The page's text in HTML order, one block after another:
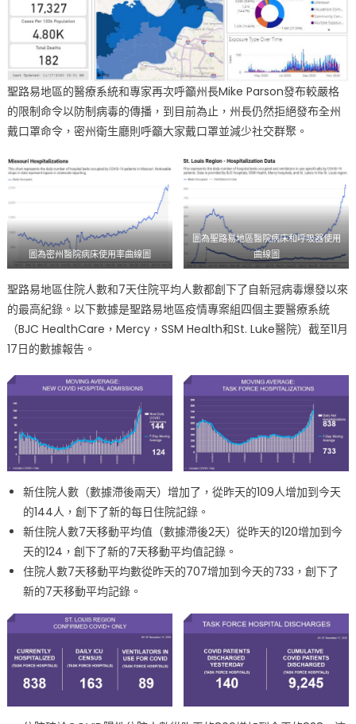
聖路易地區的醫療系統和專家再次呼籲州長Mike Parson發布較嚴格
的限制命令以防制病毒的傳播，到目前為止，州長仍然拒絕發布全州
戴口罩命令，密州衛生廳則呼籲大家戴口罩並減少社交群聚。
圖為密州醫院病床使用率曲線圖
圖為聖路易地區醫院病床和呼吸器使用
曲線圖
聖路易地區住院人數和7天住院平均人數都創下了自新冠病毒爆發以來
的最高紀錄。以下數據是聖路易地區疫情專案組四個主要醫療系統
（BJC HealthCare，Mercy，SSM Health和St. Luke醫院）截至11月
17日的數據報告。
新住院人數（數據滯後兩天）增加了，從昨天的109人增加到今天
的144人，創下了新的每日住院記錄。
新住院人數7天移動平均值（數據滯後2天）從昨天的120增加到今
天的124，創下了新的7天移動平均值記錄。
住院人數7天移動平均數從昨天的707增加到今天的733，創下了
新的7天移動平均記錄。